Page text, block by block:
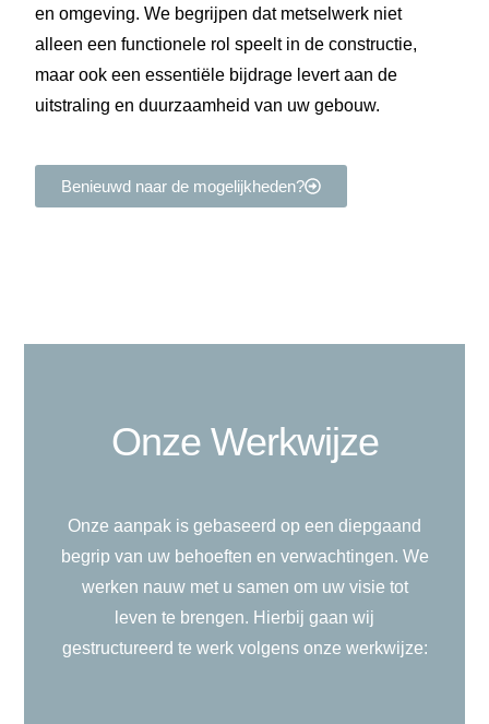
en omgeving. We begrijpen dat metselwerk niet
alleen een functionele rol speelt in de constructie,
maar ook een essentiële bijdrage levert aan de
uitstraling en duurzaamheid van uw gebouw.
Benieuwd naar de mogelijkheden?
Onze Werkwijze
Onze aanpak is gebaseerd op een diepgaand
begrip van uw behoeften en verwachtingen. We
werken nauw met u samen om uw visie tot
leven te brengen. Hierbij gaan wij
gestructureerd te werk volgens onze werkwijze: